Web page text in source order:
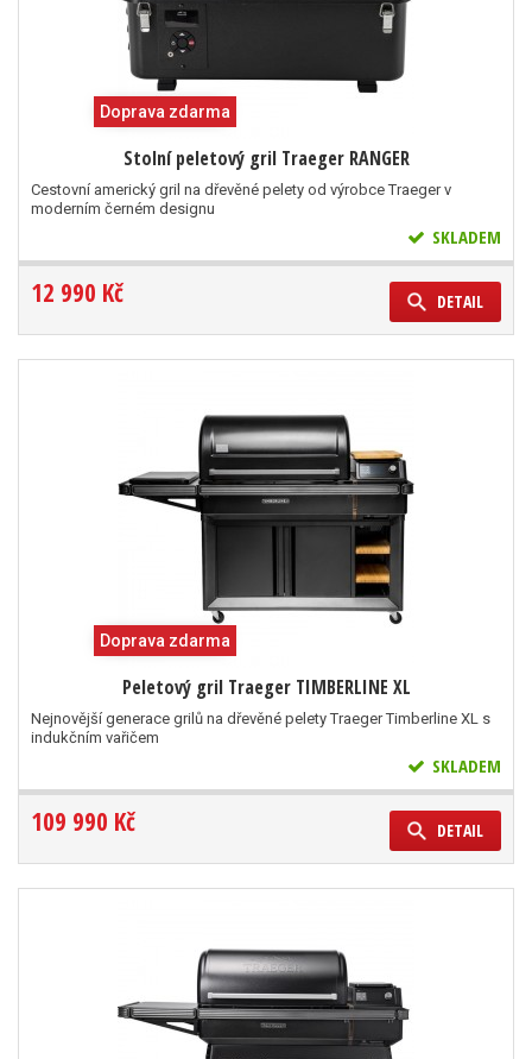
Doprava zdarma
Stolní peletový gril Traeger RANGER
Cestovní americký gril na dřevěné pelety od výrobce Traeger v
moderním černém designu
SKLADEM
12 990 Kč DETAIL
Doprava zdarma
Peletový gril Traeger TIMBERLINE XL
Nejnovější generace grilů na dřevěné pelety Traeger Timberline XL s
indukčním vařičem
SKLADEM
109 990 Kč DETAIL